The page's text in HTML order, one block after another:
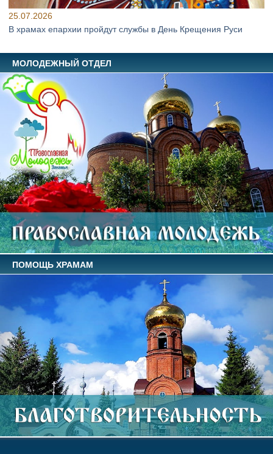
25.07.2026
В храмах епархии пройдут службы в День Крещения Руси
МОЛОДЕЖНЫЙ ОТДЕЛ
ПОМОЩЬ ХРАМАМ